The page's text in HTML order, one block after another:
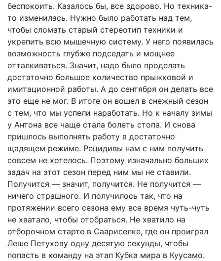
беспокоить. Казалось бы, все здорово. Но техника-
то изменилась. Нужно было работать над тем,
чтобы сломать старый стереотип техники и
укрепить всю мышечную систему. У него появилась
возможность глубже подседать и мощнее
отталкиваться. Значит, надо было проделать
достаточно большое количество прыжковой и
имитационной работы. А до сентября он делать все
это еще не мог. В итоге он вошел в снежный сезон
с тем, что мы успели наработать. Но к началу зимы
у Антона все чаще стала болеть стопа. И снова
пришлось выполнять работу в достаточно
щадящем режиме. Рецидивы нам с ним получить
совсем не хотелось. Поэтому изначально больших
задач на этот сезон перед ним мы не ставили.
Получится — значит, получится. Не получится —
ничего страшного. И получилось так, что на
протяжении всего сезона ему все время чуть-чуть
не хватало, чтобы отобраться. Не хватило на
отборочном старте в Саариселке, где он проиграл
Леше Петухову одну десятую секунды, чтобы
попасть в команду на этап Кубка мира в Куусамо.